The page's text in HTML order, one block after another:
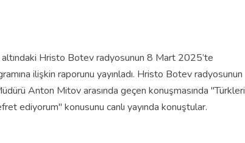
altındaki Hristo Botev radyosunun 8 Mart 2025’te
ilişkin raporunu yayınladı. Hristo Botev radyosunun
Anton Mitov arasında geçen konuşmasında "Türkleri
ediyorum" konusunu canlı yayında konuştular.